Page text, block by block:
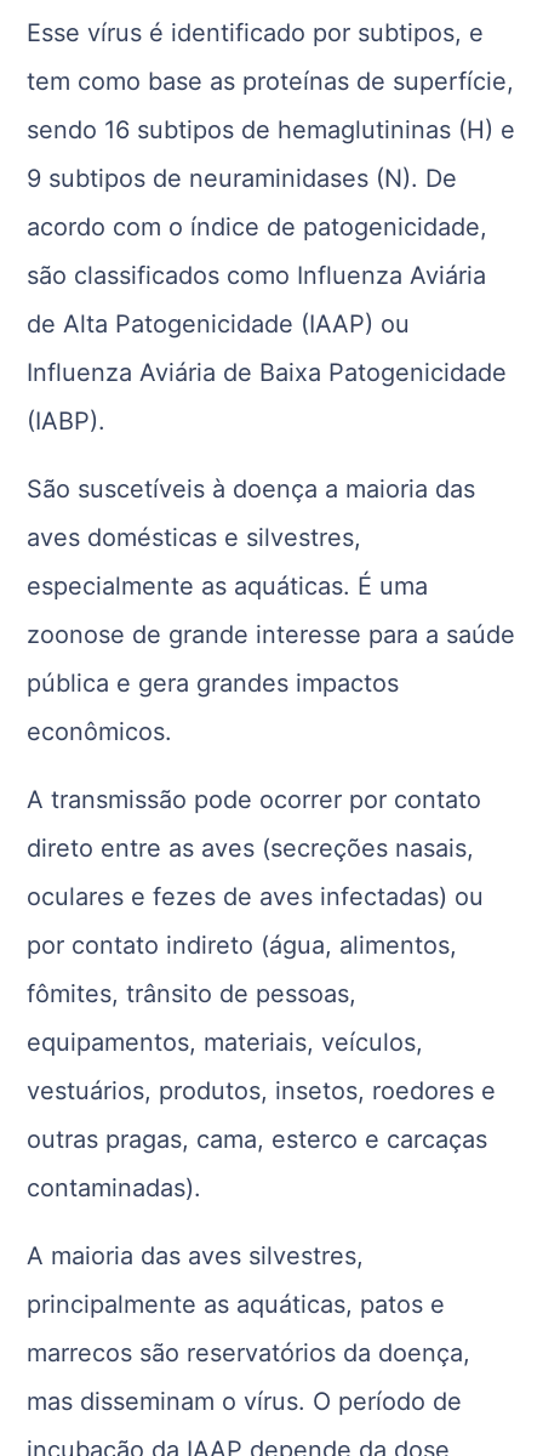
Esse vírus é identificado por subtipos, e
tem como base as proteínas de superfície,
sendo 16 subtipos de hemaglutininas (H) e
9 subtipos de neuraminidases (N). De
acordo com o índice de patogenicidade,
são classificados como Influenza Aviária
de Alta Patogenicidade (IAAP) ou
Influenza Aviária de Baixa Patogenicidade
(IABP).
São suscetíveis à doença a maioria das
aves domésticas e silvestres,
especialmente as aquáticas. É uma
zoonose de grande interesse para a saúde
pública e gera grandes impactos
econômicos.
A transmissão pode ocorrer por contato
direto entre as aves (secreções nasais,
oculares e fezes de aves infectadas) ou
por contato indireto (água, alimentos,
fômites, trânsito de pessoas,
equipamentos, materiais, veículos,
vestuários, produtos, insetos, roedores e
outras pragas, cama, esterco e carcaças
contaminadas).
A maioria das aves silvestres,
principalmente as aquáticas, patos e
marrecos são reservatórios da doença,
mas disseminam o vírus. O período de
incubação da IAAP depende da dose